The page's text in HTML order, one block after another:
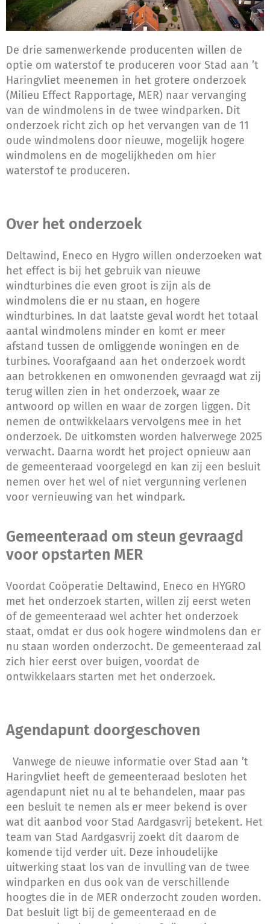
De drie samenwerkende producenten willen de
optie om waterstof te produceren voor Stad aan ’t
Haringvliet meenemen in het grotere onderzoek
(Milieu Effect Rapportage, MER) naar vervanging
van de windmolens in de twee windparken. Dit
onderzoek richt zich op het vervangen van de 11
oude windmolens door nieuwe, mogelijk hogere
windmolens en de mogelijkheden om hier
waterstof te produceren.
Over het onderzoek
Deltawind, Eneco en Hygro willen onderzoeken wat
het effect is bij het gebruik van nieuwe
windturbines die even groot is zijn als de
windmolens die er nu staan, en hogere
windturbines. In dat laatste geval wordt het totaal
aantal windmolens minder en komt er meer
afstand tussen de omliggende woningen en de
turbines. Voorafgaand aan het onderzoek wordt
aan betrokkenen en omwonenden gevraagd wat zij
terug willen zien in het onderzoek, waar ze
antwoord op willen en waar de zorgen liggen. Dit
nemen de ontwikkelaars vervolgens mee in het
onderzoek. De uitkomsten worden halverwege 2025
verwacht. Daarna wordt het project opnieuw aan
de gemeenteraad voorgelegd en kan zij een besluit
nemen over het wel of niet vergunning verlenen
voor vernieuwing van het windpark.
Gemeenteraad om steun gevraagd
voor opstarten MER
Voordat Coöperatie Deltawind, Eneco en HYGRO
met het onderzoek starten, willen zij eerst weten
of de gemeenteraad wel achter het onderzoek
staat, omdat er dus ook hogere windmolens dan er
nu staan worden onderzocht. De gemeenteraad zal
zich hier eerst over buigen, voordat de
ontwikkelaars starten met het onderzoek.
Agendapunt doorgeschoven
Vanwege de nieuwe informatie over Stad aan ’t
Haringvliet heeft de gemeenteraad besloten het
agendapunt niet nu al te behandelen, maar pas
een besluit te nemen als er meer bekend is over
wat dit aanbod voor Stad Aardgasvrij betekent. Het
team van Stad Aardgasvrij zoekt dit daarom de
komende tijd verder uit. Deze inhoudelijke
uitwerking staat los van de invulling van de twee
windparken en dus ook van de verschillende
hoogtes die in de MER onderzocht zouden worden.
Dat besluit ligt bij de gemeenteraad en de